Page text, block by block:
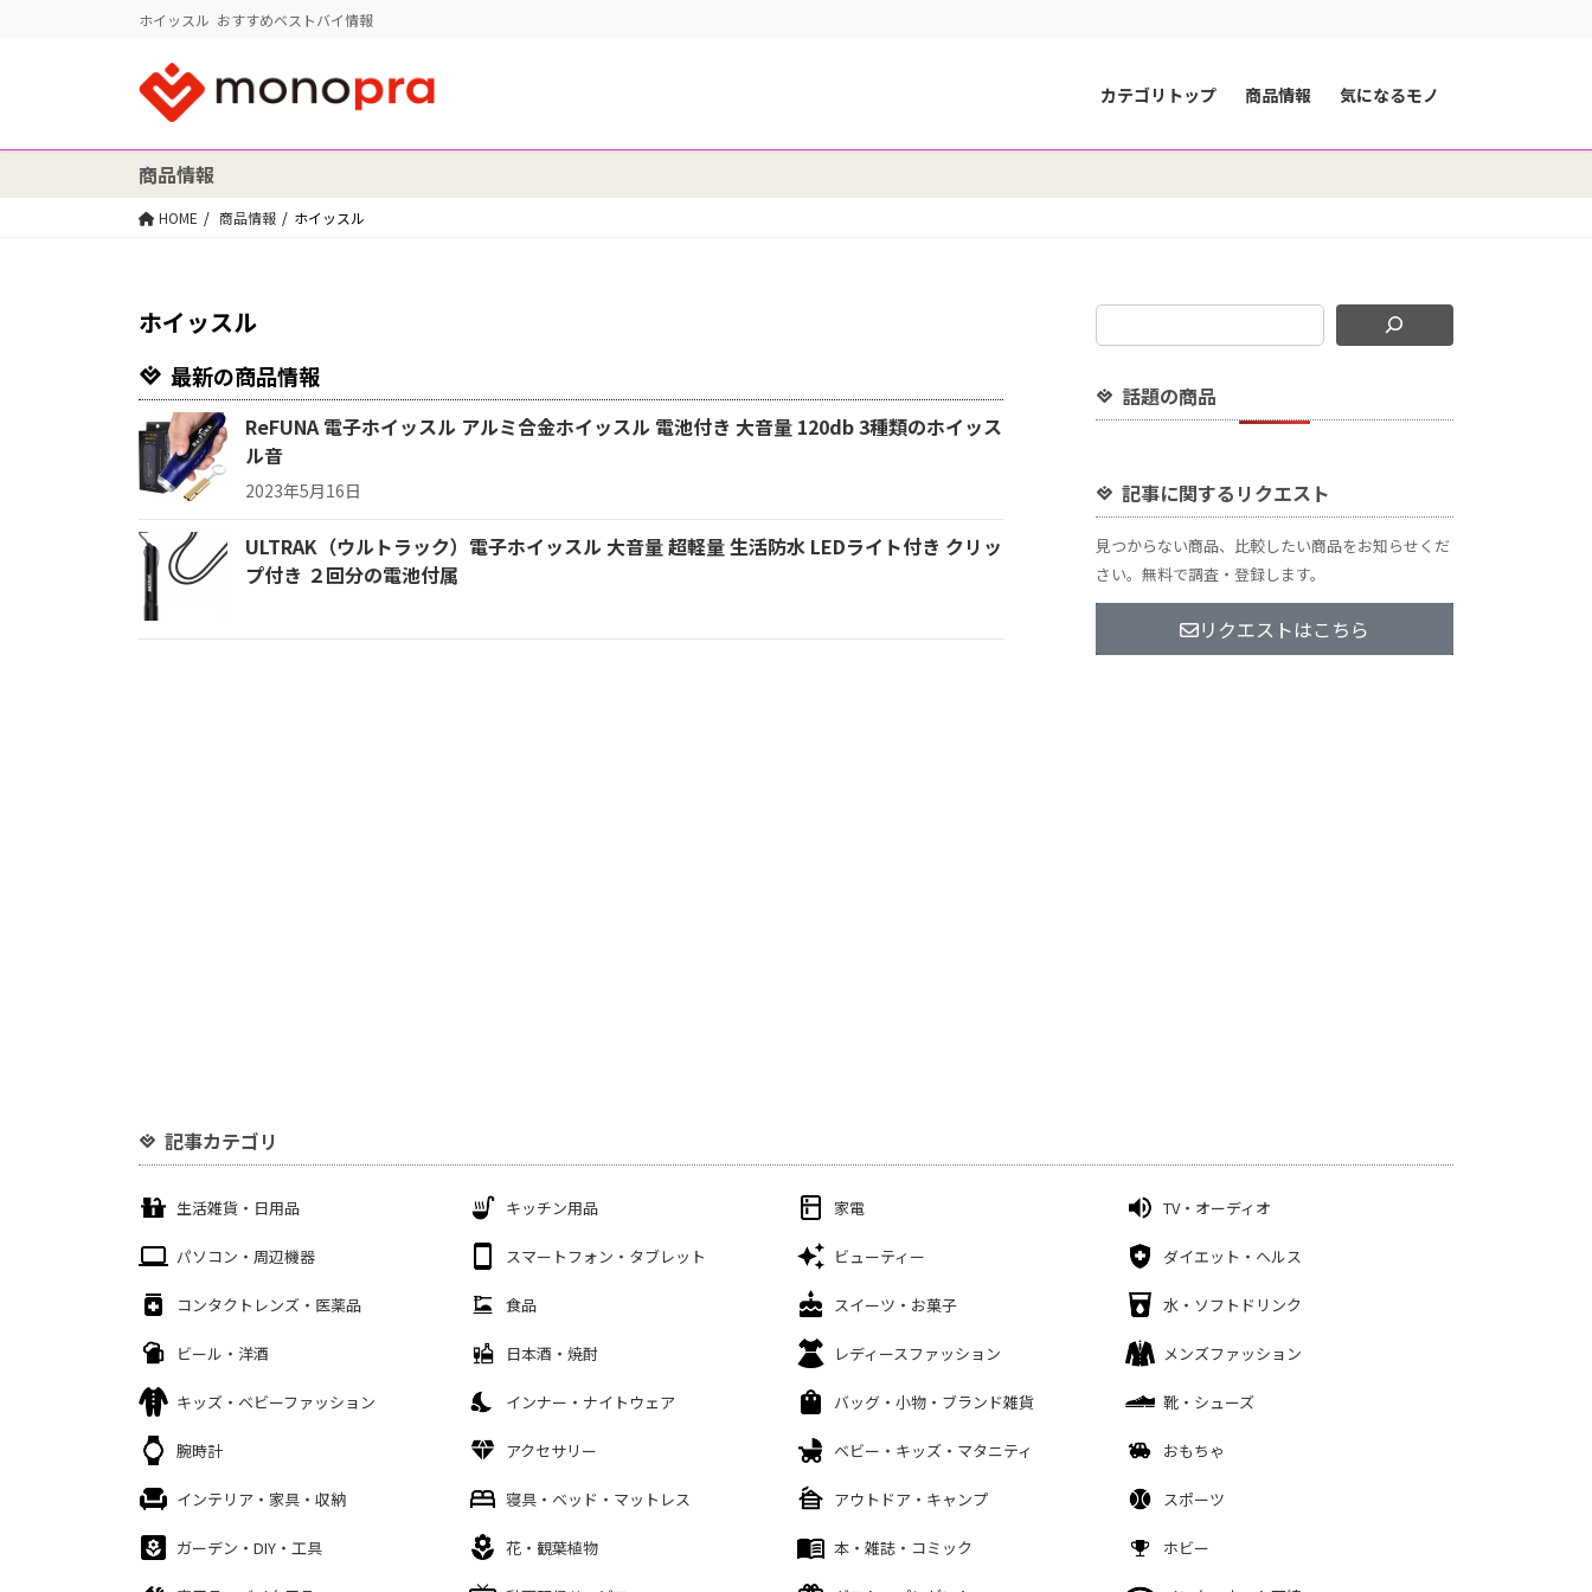
ホイッスル おすすめベストバイ情報
カテゴリトップ 商品情報 気になるモノ
商品情報
HOME 商品情報 ホイッスル
ホイッスル
最新の商品情報
ReFUNA 電子ホイッスル アルミ合金ホイッスル 電池付き 大音量 120db 3種類のホイッス
ル音
2023年5月16日
ULTRAK（ウルトラック）電子ホイッスル 大音量 超軽量 生活防水 LEDライト付き クリッ
プ付き ２回分の電池付属
話題の商品
記事に関するリクエスト
見つからない商品、比較したい商品をお知らせくだ
さい。無料で調査・登録します。
リクエストはこちら
記事カテゴリ
生活雑貨・日用品 キッチン用品 家電 TV・オーディオ
パソコン・周辺機器 スマートフォン・タブレット ビューティー ダイエット・ヘルス
コンタクトレンズ・医薬品 食品 スイーツ・お菓子 水・ソフトドリンク
ビール・洋酒 日本酒・焼酎 レディースファッション メンズファッション
キッズ・ベビーファッション インナー・ナイトウェア バッグ・小物・ブランド雑貨 靴・シューズ
腕時計 アクセサリー ベビー・キッズ・マタニティ おもちゃ
インテリア・家具・収納 寝具・ベッド・マットレス アウトドア・キャンプ スポーツ
ガーデン・DIY・工具 花・観葉植物 本・雑誌・コミック ホビー